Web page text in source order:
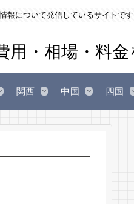
について発信しているサイトです
関西 中国 四国